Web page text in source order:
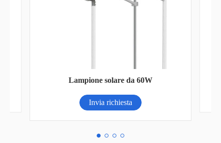
Luce di inondazione a LED 150LM/W
montata a parete
Invia richiesta